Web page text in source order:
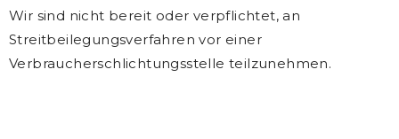
Wir sind nicht bereit oder verpflichtet, an
Streitbeilegungsverfahren vor einer
Verbraucherschlichtungsstelle teilzunehmen.